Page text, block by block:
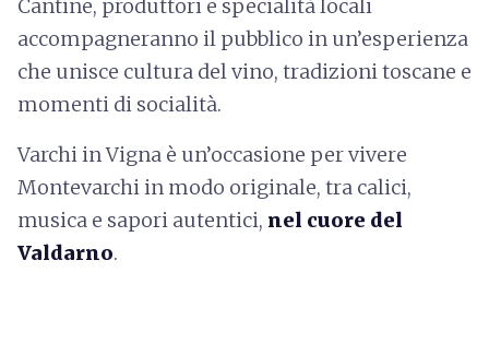
Cantine, produttori e specialità locali
accompagneranno il pubblico in un’esperienza
che unisce cultura del vino, tradizioni toscane e
momenti di socialità.
Varchi in Vigna è un’occasione per vivere
Montevarchi in modo originale, tra calici,
musica e sapori autentici, nel cuore del
Valdarno.